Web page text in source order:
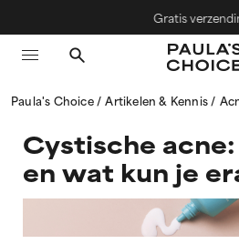
Gratis
Paula's Choice Artikelen & Kennis
Cystische
en wat kun je